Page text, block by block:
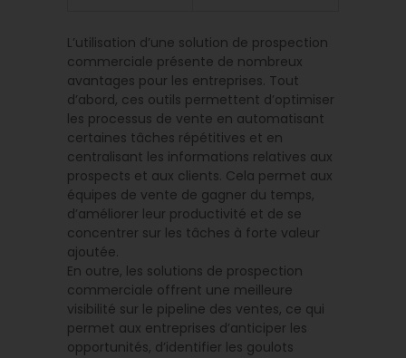
L’utilisation d’une solution de prospection
commerciale présente de nombreux
avantages pour les entreprises. Tout
d’abord, ces outils permettent d’optimiser
les processus de vente en automatisant
certaines tâches répétitives et en
centralisant les informations relatives aux
prospects et aux clients. Cela permet aux
équipes de vente de gagner du temps,
d’améliorer leur productivité et de se
concentrer sur les tâches à forte valeur
ajoutée.
En outre, les solutions de prospection
commerciale offrent une meilleure
visibilité sur le pipeline des ventes, ce qui
permet aux entreprises d’anticiper les
opportunités, d’identifier les goulots